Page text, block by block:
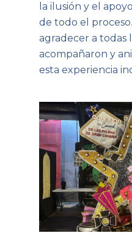
la ilusión y el
de todo el
agradecer a todas
acompañaron y
esta experiencia